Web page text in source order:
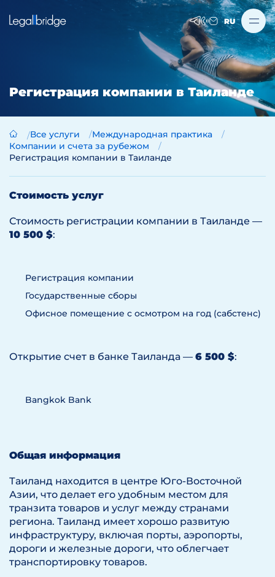
RU
Регистрация компании в Таиланде
Все услуги
Международная практика
Компании и счета за рубежом
Регистрация компании в Таиланде
Стоимость услуг
Стоимость регистрации компании в Таиланде —
10 500 $:
Регистрация компании
Государственные сборы
Офисное помещение с осмотром на год (cабстенс)
Открытие счет в банке Таиланда — 6 500 $:
Bangkok Bank
Общая информация
Таиланд находится в центре Юго-Восточной
Азии, что делает его удобным местом для
транзита товаров и услуг между странами
региона. Таиланд имеет хорошо развитую
инфраструктуру, включая порты, аэропорты,
дороги и железные дороги, что облегчает
транспортировку товаров.